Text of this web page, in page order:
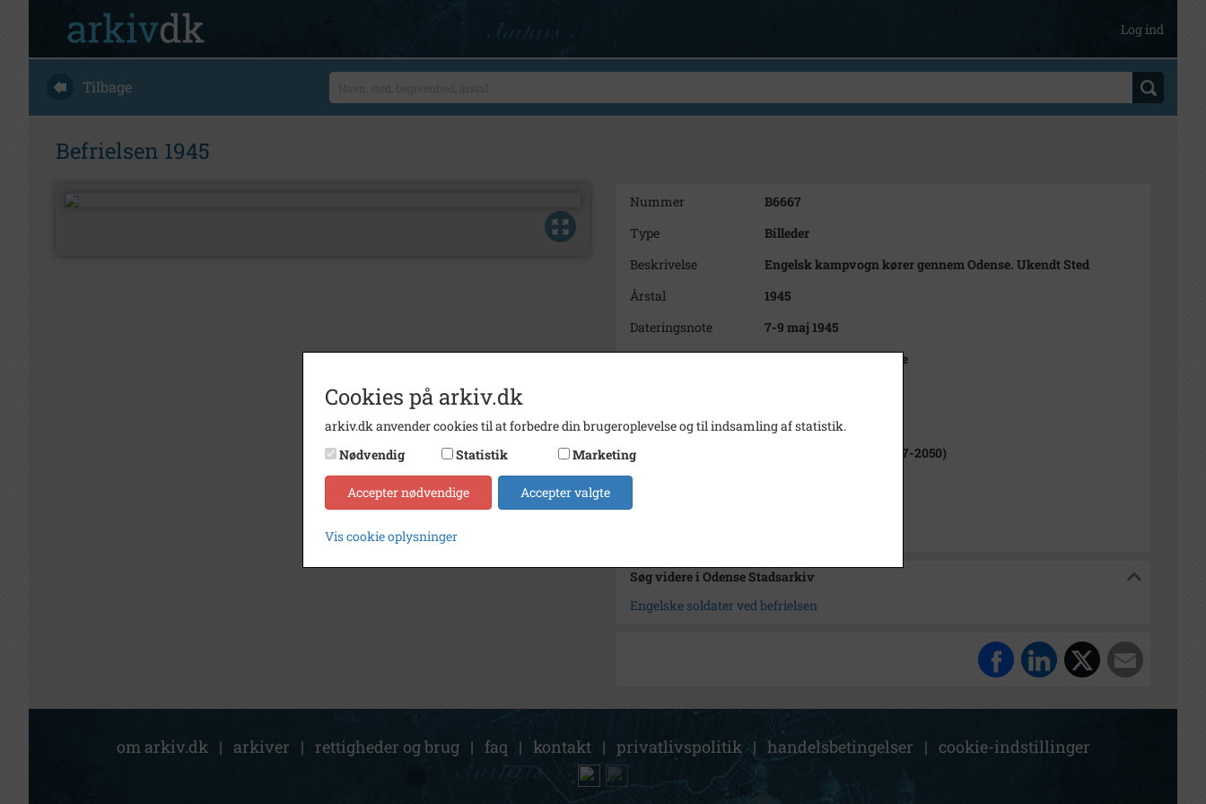
Log ind
Tilbage
Befrielsen 1945
Nummer
B6667
Type
Billeder
Beskrivelse
Engelsk kampvogn kører gennem Odense. Ukendt Sted
Årstal
1945
Dateringsnote
7-9 maj 1945
Fotograf
Gunnar Graham, Odense
Type
Kommune (1970-2050)
Enhed
Odense Kommune (2007-2050)
Arkiv
Søg videre i Odense Stadsarkiv
Engelske soldater ved befrielsen
om arkiv.dk | arkiver | rettigheder og brug | faq | kontakt | privatlivspolitik | handelsbetingelser | cookie-indstillinger
Cookies på arkiv.dk
arkiv.dk anvender cookies til at forbedre din brugeroplevelse og til indsamling af statistik.
Nødvendig
Statistik Marketing
Accepter nødvendige Accepter valgte
Vis cookie oplysninger